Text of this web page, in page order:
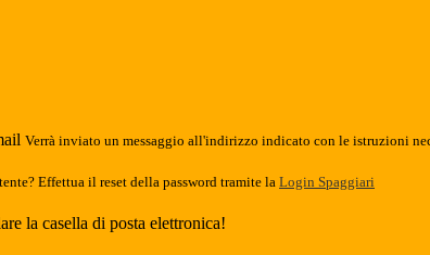
Verrà inviato un messaggio all'indirizzo indicato con le istruzioni
Effettua il reset della password tramite la Login Spaggiari
la casella di posta elettronica!